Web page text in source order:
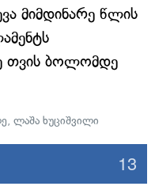
მიმდინარე წლის
თვის ბოლომდე
, ლაშა ხუციშვილი
13